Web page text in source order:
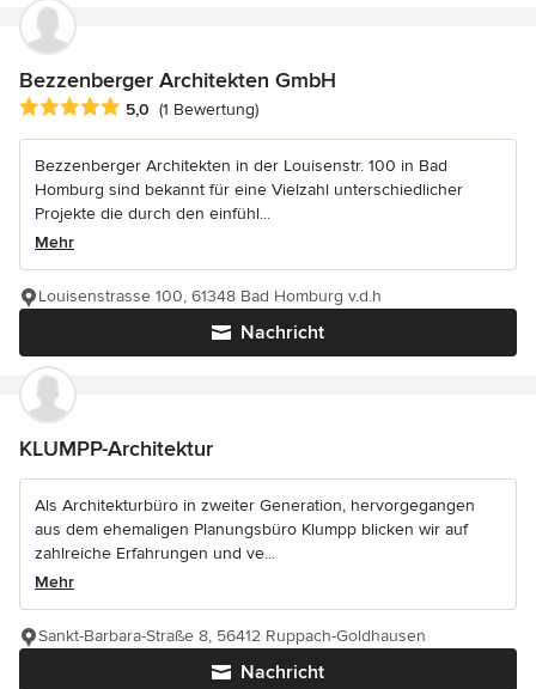
Bezzenberger Architekten GmbH
Durchschnittliche Bewertung: 5 von 5 Sternen
5,0 (1 Bewertung)
Bezzenberger Architekten in der Louisenstr. 100 in Bad
Homburg sind bekannt für eine Vielzahl unterschiedlicher
Projekte die durch den einfühl...
Mehr
Nachricht
Louisenstrasse 100, 61348 Bad Homburg v.d.h
KLUMPP-Architektur
Als Architekturbüro in zweiter Generation, hervorgegangen
aus dem ehemaligen Planungsbüro Klumpp blicken wir auf
zahlreiche Erfahrungen und ve...
Mehr
Nachricht
Sankt-Barbara-Straße 8, 56412 Ruppach-Goldhausen